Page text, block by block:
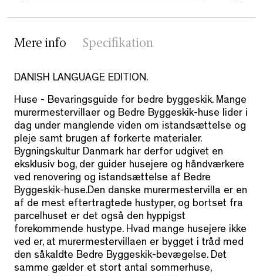
Mere info Specifikation
DANISH LANGUAGE EDITION.
Huse - Bevaringsguide for bedre byggeskik. Mange
murermestervillaer og Bedre Byggeskik-huse lider i
dag under manglende viden om istandsættelse og
pleje samt brugen af forkerte materialer.
Bygningskultur Danmark har derfor udgivet en
eksklusiv bog, der guider husejere og håndværkere
ved renovering og istandsættelse af Bedre
Byggeskik-huse.Den danske murermestervilla er en
af de mest eftertragtede hustyper, og bortset fra
parcelhuset er det også den hyppigst
forekommende hustype. Hvad mange husejere ikke
ved er, at murermestervillaen er bygget i tråd med
den såkaldte Bedre Byggeskik-bevægelse. Det
samme gælder et stort antal sommerhuse,